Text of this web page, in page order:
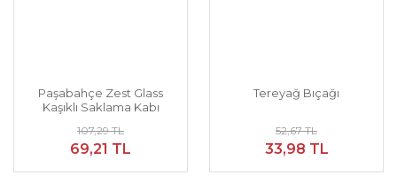
Paşabahçe Zest Glass
Kaşıklı Saklama Kabı
107,29 TL
69,21 TL
Tereyağ Bıçağı
52,67 TL
33,98 TL